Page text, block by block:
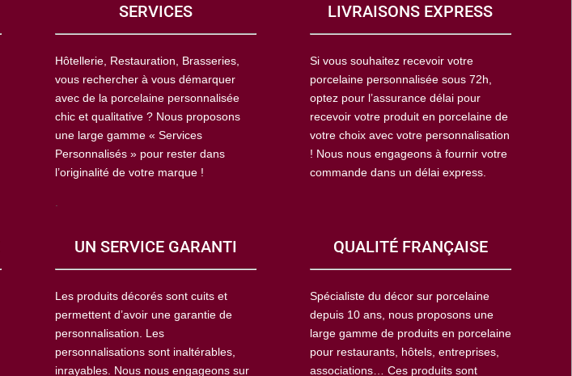
SERVICES
Hôtellerie, Restauration, Brasseries,
vous rechercher à vous démarquer
avec de la porcelaine personnalisée
chic et qualitative ? Nous proposons
une large gamme « Services
Personnalisés » pour rester dans
l’originalité de votre marque !
LIVRAISONS EXPRESS
Si vous souhaitez recevoir votre
porcelaine personnalisée sous 72h,
optez pour l’assurance délai pour
recevoir votre produit en porcelaine de
votre choix avec votre personnalisation
! Nous nous engageons à fournir votre
commande dans un délai express.
UN SERVICE GARANTI
Les produits décorés sont cuits et
permettent d’avoir une garantie de
personnalisation. Les
personnalisations sont inaltérables,
inrayables. Nous nous engageons sur
QUALITÉ FRANÇAISE
Spécialiste du décor sur porcelaine
depuis 10 ans, nous proposons une
large gamme de produits en porcelaine
pour restaurants, hôtels, entreprises,
associations… Ces produits sont